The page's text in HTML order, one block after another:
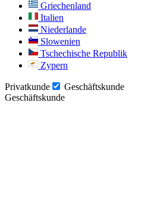
Griechenland
Italien
Niederlande
Slowenien
Tschechische Republik
Zypern
Privatkunde
Geschäftskunde
Geschäftskunde